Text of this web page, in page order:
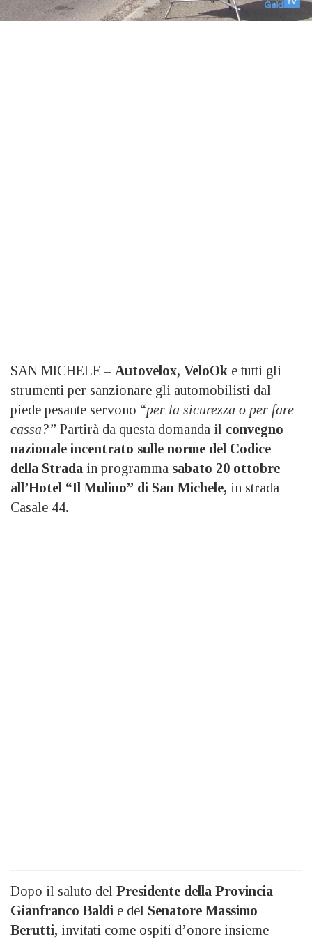
SAN MICHELE – Autovelox, VeloOk e tutti gli
strumenti per sanzionare gli automobilisti dal
piede pesante servono “per la sicurezza o per fare
cassa?” Partirà da questa domanda il convegno
nazionale incentrato sulle norme del Codice
della Strada in programma sabato 20 ottobre
all’Hotel “Il Mulino” di San Michele, in strada
Casale 44.
Dopo il saluto del Presidente della Provincia
Gianfranco Baldi e del Senatore Massimo
Berutti, invitati come ospiti d’onore insieme